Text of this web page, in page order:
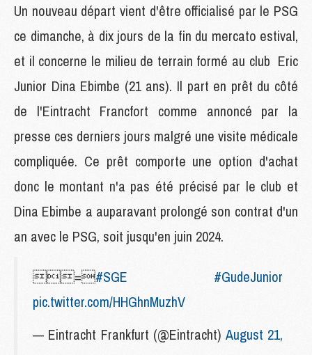
Un nouveau départ vient d'être officialisé par le PSG
ce dimanche, à dix jours de la fin du mercato estival,
et il concerne le milieu de terrain formé au club Eric
Junior Dina Ebimbe (21 ans). Il part en prêt du côté
de l'Eintracht Francfort comme annoncé par la
presse ces derniers jours malgré une visite médicale
compliquée. Ce prêt comporte une option d'achat
donc le montant n'a pas été précisé par le club et
Dina Ebimbe a auparavant prolongé son contrat d'un
an avec le PSG, soit jusqu'en juin 2024.
=#SGE
#GudeJunior
pic.twitter.com/HHGhnMuzhV
— Eintracht Frankfurt (@Eintracht) August 21,